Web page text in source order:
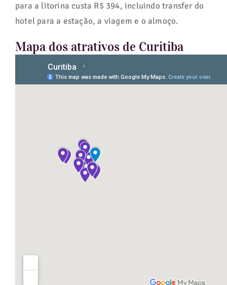
para a litorina custa R$ 394, incluindo transfer do
hotel para a estação, a viagem e o almoço.
Mapa dos atrativos de Curitiba